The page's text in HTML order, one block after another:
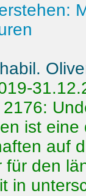
ist
auf
für den
in